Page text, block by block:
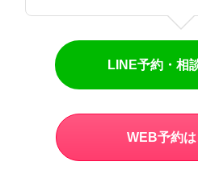
LINE予約・相
WEB予約は